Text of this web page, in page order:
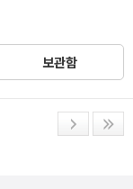
보관함